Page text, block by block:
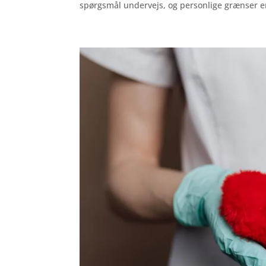
spørgsmål undervejs, og personlige grænser